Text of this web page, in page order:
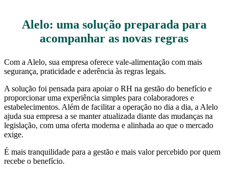
Alelo: uma solução preparada para
acompanhar as novas regras
Com a Alelo, sua empresa oferece vale-alimentação com mais
segurança, praticidade e aderência às regras legais.
A solução foi pensada para apoiar o RH na gestão do benefício e
proporcionar uma experiência simples para colaboradores e
estabelecimentos. Além de facilitar a operação no dia a dia, a Alelo
ajuda sua empresa a se manter atualizada diante das mudanças na
legislação, com uma oferta moderna e alinhada ao que o mercado
exige.
É mais tranquilidade para a gestão e mais valor percebido por quem
recebe o benefício.